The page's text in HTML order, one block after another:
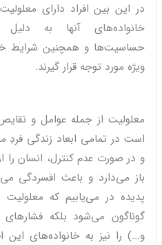
در این بین افراد دارای
خانواده‌های آنها به دلیل
حساسیت‌ها و همچنین شرایط
ویژه مورد توجه قرار گیرند.
معلولیت از جمله عوامل و
است در تمامی ابعاد زندگی فردِ
و در صورت عدم کنترل، انسان را
باز می‌دارد و باعث افسردگی‌
پدیده در می‌یابیم که
گوناگون می‌شود بلکه فشارهای
و...) را نیز به خانواده‌های